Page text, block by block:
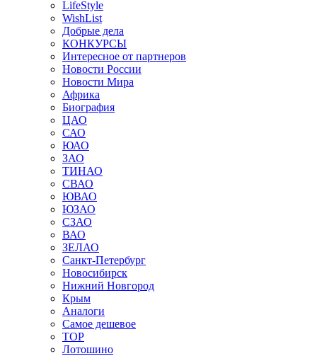
LifeStyle
WishList
Добрые дела
КОНКУРСЫ
Интересное от партнеров
Новости России
Новости Мира
Африка
Биография
ЦАО
САО
ЮАО
ЗАО
ТИНАО
СВАО
ЮВАО
ЮЗАО
СЗАО
ВАО
ЗЕЛАО
Санкт-Петербург
Новосибирск
Нижний Новгород
Крым
Аналоги
Самое дешевое
TOP
Лотошино